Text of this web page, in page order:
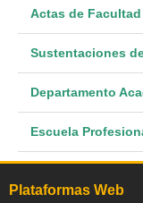
Actas de Facultad
Sustentaciones
Departamento
Escuela
Plataformas Web